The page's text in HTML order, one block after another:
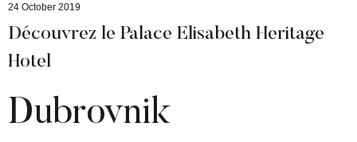
24 October 2019
Découvrez le Palace Elisabeth Heritage
Hotel
Dubrovnik